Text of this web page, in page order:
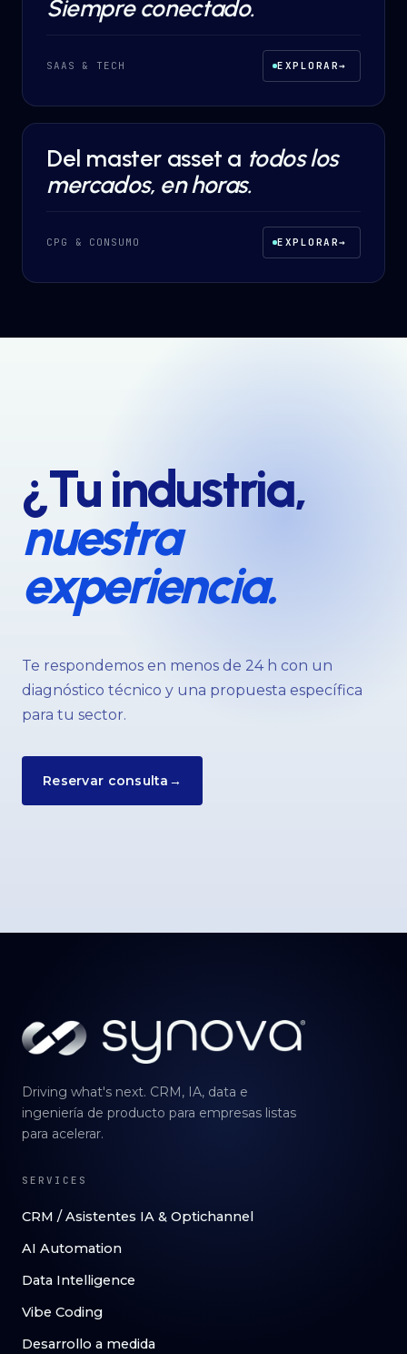
Siempre conectado.
SAAS & TECH EXPLORAR→
AI AUTOMATION · CPG & CONSUMO
Del master asset a todos los
mercados, en horas.
CPG & CONSUMO EXPLORAR→
¿Tu industria,
nuestra
experiencia.
Te respondemos en menos de 24 h con un
diagnóstico técnico y una propuesta específica
para tu sector.
Reservar consulta →
Driving what's next. CRM, IA, data e
ingeniería de producto para empresas listas
para acelerar.
SERVICES
CRM / Asistentes IA & Optichannel
AI Automation
Data Intelligence
Vibe Coding
Desarrollo a medida